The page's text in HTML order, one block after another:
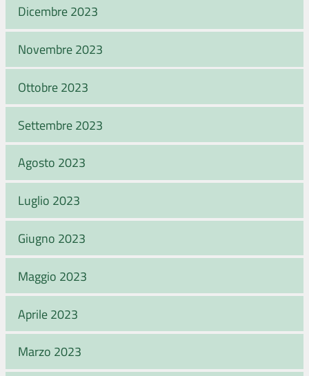
Dicembre 2023
Novembre 2023
Ottobre 2023
Settembre 2023
Agosto 2023
Luglio 2023
Giugno 2023
Maggio 2023
Aprile 2023
Marzo 2023